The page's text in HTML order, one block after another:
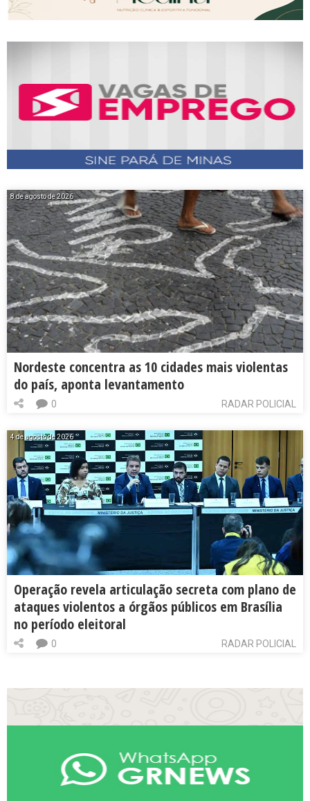
8 de agosto de 2026
Nordeste concentra as 10 cidades mais violentas
do país, aponta levantamento
RADAR POLICIAL
0
4 de agosto de 2026
Operação revela articulação secreta com plano de
ataques violentos a órgãos públicos em Brasília
no período eleitoral
RADAR POLICIAL
0